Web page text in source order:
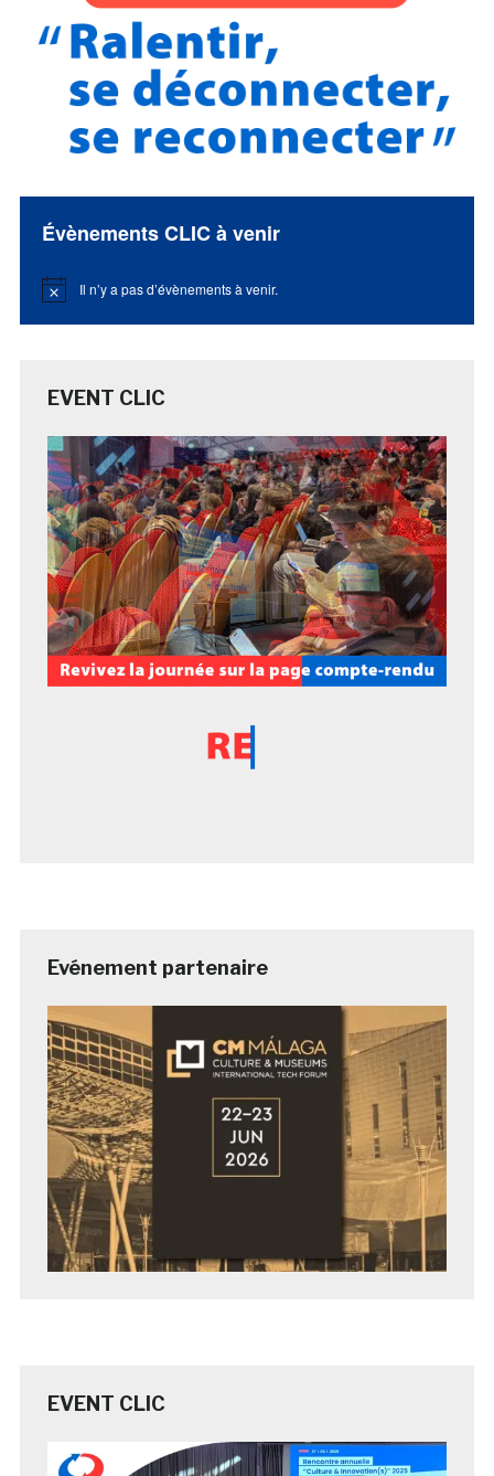
Évènements CLIC à venir
Notice Il n’y a pas d’évènements à venir.
EVENT CLIC
Evénement partenaire
EVENT CLIC